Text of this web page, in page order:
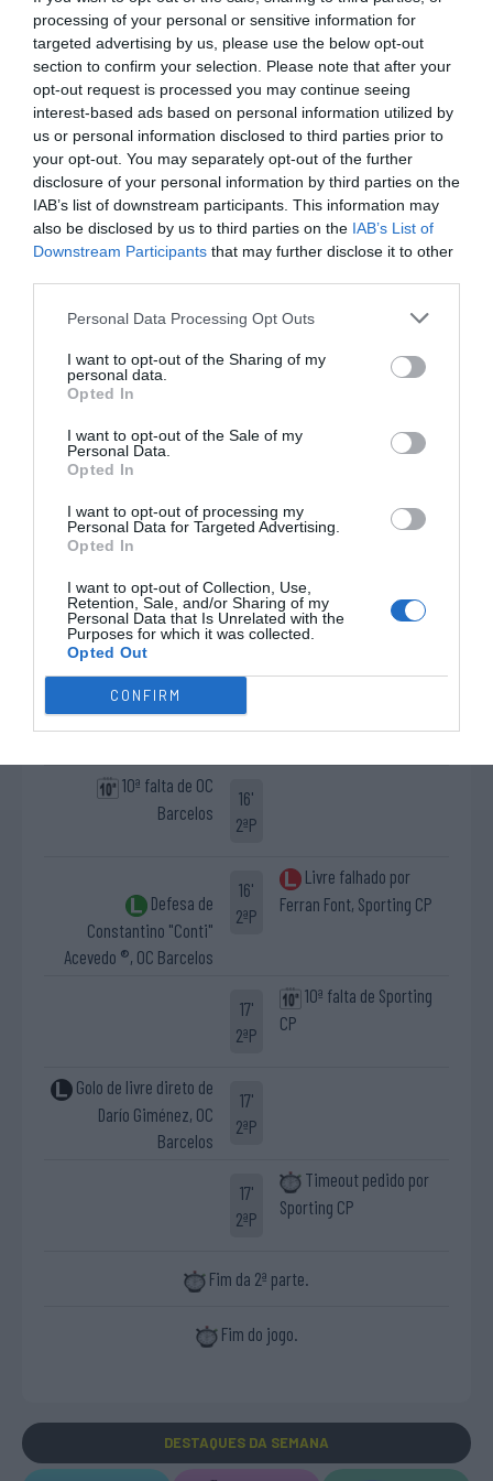
processing of your personal or sensitive information for
targeted advertising by us, please use the below opt-out
section to confirm your selection. Please note that after your
opt-out request is processed you may continue seeing
interest-based ads based on personal information utilized by
us or personal information disclosed to third parties prior to
your opt-out. You may separately opt-out of the further
disclosure of your personal information by third parties on the
IAB’s list of downstream participants. This information may
also be disclosed by us to third parties on the IAB’s List of
Downstream Participants that may further disclose it to other
Personal Data Processing Opt Outs
I want to opt-out of the Sharing of my
personal data.
Opted In
I want to opt-out of the Sale of my
Personal Data.
Opted In
I want to opt-out of processing my
Personal Data for Targeted Advertising.
Opted In
I want to opt-out of Collection, Use,
Retention, Sale, and/or Sharing of my
Personal Data that Is Unrelated with the
Purposes for which it was collected.
Opted Out
CONFIRM
Golo de Penálti de
Luís Querido, OC Barcelos
4'
2ªP
12'
2ªP
Advertência verbal
para André Girão ®,
Sporting CP
13'
2ªP
Cartão azul para João
Souto, Sporting CP
Darío Giménez, OC
Barcelos
13'
Advertência verbal
Barcelos
2ªP
Defesa de penálti de
Constantino "Conti"
2ªP
Ferran Font, Sporting CP
Timeout pedido por
OC Barcelos
15'
2ªP
Golo de Danilo
Rampulla, OC Barcelos
16'
2ªP
10ª falta de OC
Barcelos
16'
2ªP
Defesa de
Constantino "Conti"
Acevedo ®, OC Barcelos
16'
2ªP
Livre falhado por
Ferran Font, Sporting CP
17'
2ªP
10ª falta de Sporting
CP
Golo de livre direto de
Darío Giménez, OC
Barcelos
17'
2ªP
17'
2ªP
Timeout pedido por
Sporting CP
Fim da 2ª parte.
Fim do jogo.
DESTAQUES DA SEMANA